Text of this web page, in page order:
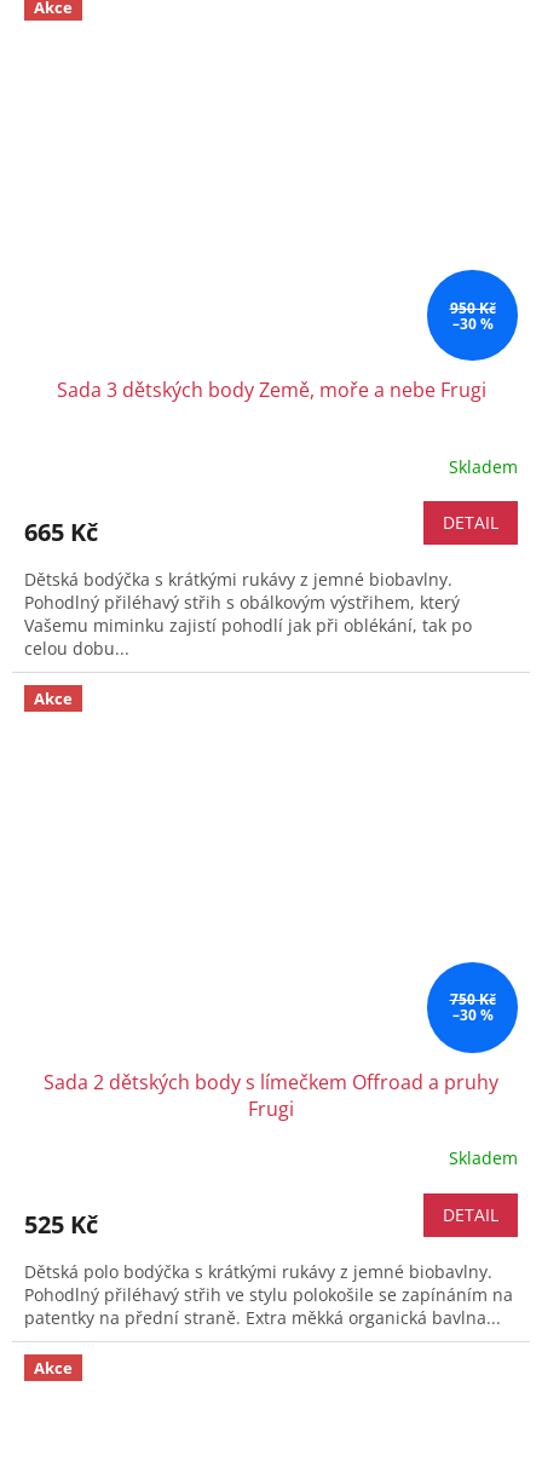
Akce
950 Kč
–30 %
Sada 3 dětských body Země, moře a nebe Frugi
Skladem
665 Kč DETAIL
Dětská bodýčka s krátkými rukávy z jemné biobavlny.
Pohodlný přiléhavý střih s obálkovým výstřihem, který
Vašemu miminku zajistí pohodlí jak při oblékání, tak po
celou dobu...
Akce
750 Kč
–30 %
Sada 2 dětských body s límečkem Offroad a pruhy
Frugi
je
z
5
hvězdiček.
Skladem
525 Kč DETAIL
Dětská polo bodýčka s krátkými rukávy z jemné biobavlny.
Pohodlný přiléhavý střih ve stylu polokošile se zapínáním na
patentky na přední straně. Extra měkká organická bavlna...
Akce